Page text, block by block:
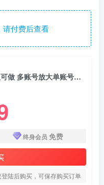
付费后查看
快手爽剧无人直播项目拆解：单人可做 多账号放大单账号日收500+
终身会员 免费
陆后购买，可保存购买订单